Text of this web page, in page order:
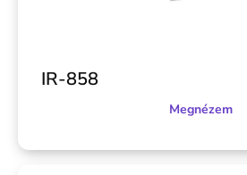
IR-858
Megnézem